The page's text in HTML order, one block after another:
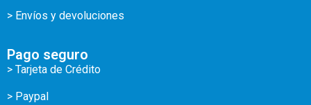
> Envíos y devoluciones
Pago seguro
> Tarjeta de Crédito
> Paypal